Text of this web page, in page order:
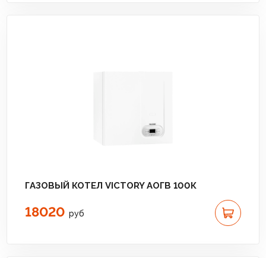
ГАЗОВЫЙ КОТЕЛ VICTORY АОГВ 100К
18020 руб